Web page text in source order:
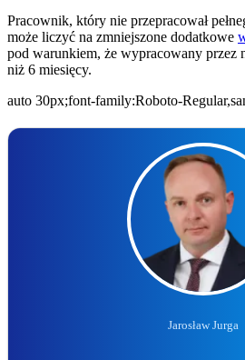
Pracownik, który nie przepracował
może liczyć na zmniejszone dodatkowe
pod warunkiem, że wypracowany przez
niż 6 miesięcy.
auto 30px;font-family:Roboto-
Jarosław Jurga